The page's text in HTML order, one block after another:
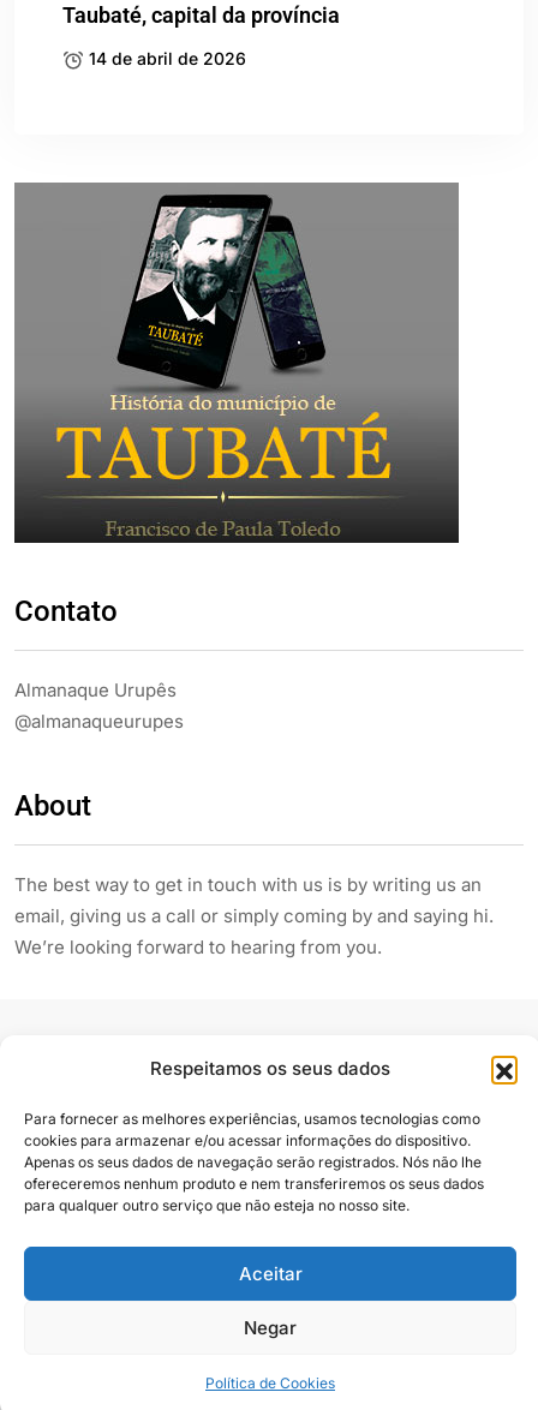
Respeitamos os seus dados
Para fornecer as melhores experiências, usamos tecnologias como
cookies para armazenar e/ou acessar informações do dispositivo.
Apenas os seus dados de navegação serão registrados. Nós não lhe
ofereceremos nenhum produto e nem transferiremos os seus dados
para qualquer outro serviço que não esteja no nosso site.
Aceitar
Negar
Política de Cookies
Taubaté, capital da província
14 de abril de 2026
Contato
Almanaque Urupês
@almanaqueurupes
About
The best way to get in touch with us is by writing us an
email, giving us a call or simply coming by and saying hi.
We’re looking forward to hearing from you.
Siga e compartilhe
@2025. Todos os direitos reservados